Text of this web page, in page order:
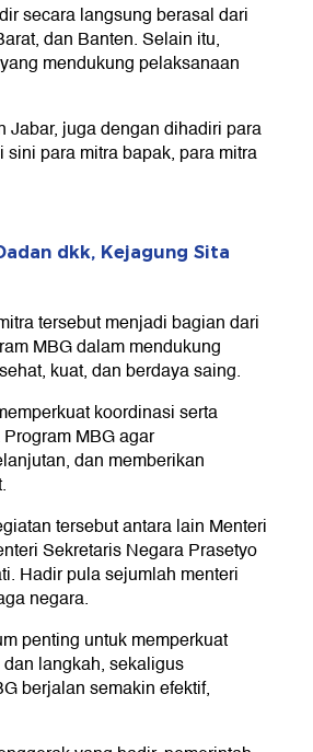
secara langsung berasal dari
dan Banten. Selain itu,
mendukung pelaksanaan
Jabar, juga dengan dihadiri para
para mitra bapak, para mitra
dkk, Kejagung Sita
tersebut menjadi bagian dari
MBG dalam mendukung
kuat, dan berdaya saing.
koordinasi serta
MBG agar
dan memberikan
tersebut antara lain Menteri
Sekretaris Negara Prasetyo
Hadir pula sejumlah menteri
negara.
penting untuk memperkuat
langkah, sekaligus
berjalan semakin efektif,